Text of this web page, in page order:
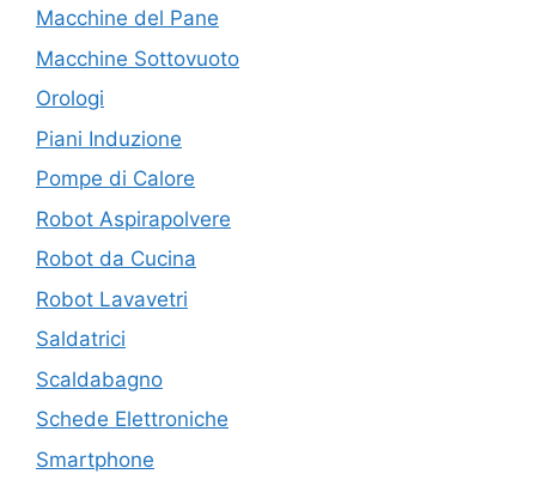
Macchine del Pane
Macchine Sottovuoto
Orologi
Piani Induzione
Pompe di Calore
Robot Aspirapolvere
Robot da Cucina
Robot Lavavetri
Saldatrici
Scaldabagno
Schede Elettroniche
Smartphone